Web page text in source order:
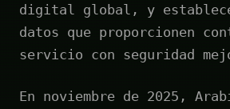
digital global, y
datos que proporcionen
servicio con seguridad
En noviembre de 2025,